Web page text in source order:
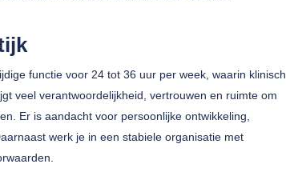
functie voor 24 tot 36 uur per week, waarin klinisch
veel verantwoordelijkheid, vertrouwen en ruimte om
Er is aandacht voor persoonlijke ontwikkeling,
werk je in een stabiele organisatie met